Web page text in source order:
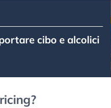
cibo e alcolici